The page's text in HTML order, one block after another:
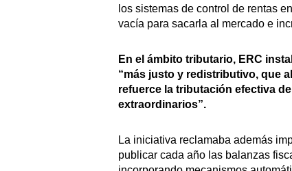
los sistemas de control de rentas
vacía para sacarla al mercado e
En el ámbito tributario, ERC
“más justo y redistributivo, que
refuerce la tributación efectiva
extraordinarios”.
La iniciativa reclamaba además
publicar cada año las balanzas